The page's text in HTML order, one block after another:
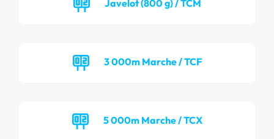
Javelot (800 g) / TCM
3 000m Marche / TCF
5 000m Marche / TCX